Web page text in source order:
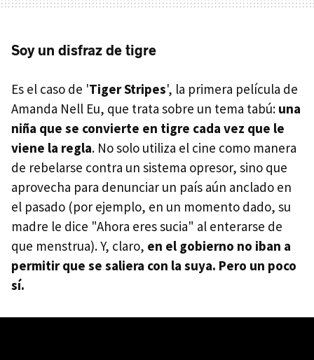
Soy un disfraz de tigre
Es el caso de 'Tiger Stripes', la primera película de
Amanda Nell Eu, que trata sobre un tema tabú: una
niña que se convierte en tigre cada vez que le
viene la regla. No solo utiliza el cine como manera
de rebelarse contra un sistema opresor, sino que
aprovecha para denunciar un país aún anclado en
el pasado (por ejemplo, en un momento dado, su
madre le dice "Ahora eres sucia" al enterarse de
que menstrua). Y, claro, en el gobierno no iban a
permitir que se saliera con la suya. Pero un poco
sí.